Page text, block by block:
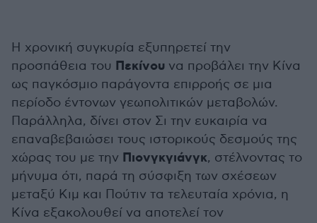
Η χρονική συγκυρία εξυπηρετεί την
προσπάθεια του Πεκίνου να προβάλει την Κίνα
ως παγκόσμιο παράγοντα επιρροής σε μια
περίοδο έντονων γεωπολιτικών μεταβολών.
Παράλληλα, δίνει στον Σι την ευκαιρία να
επαναβεβαιώσει τους ιστορικούς δεσμούς της
χώρας του με την Πιονγκγιάνγκ, στέλνοντας το
μήνυμα ότι, παρά τη σύσφιξη των σχέσεων
μεταξύ Κιμ και Πούτιν τα τελευταία χρόνια, η
Κίνα εξακολουθεί να αποτελεί τον